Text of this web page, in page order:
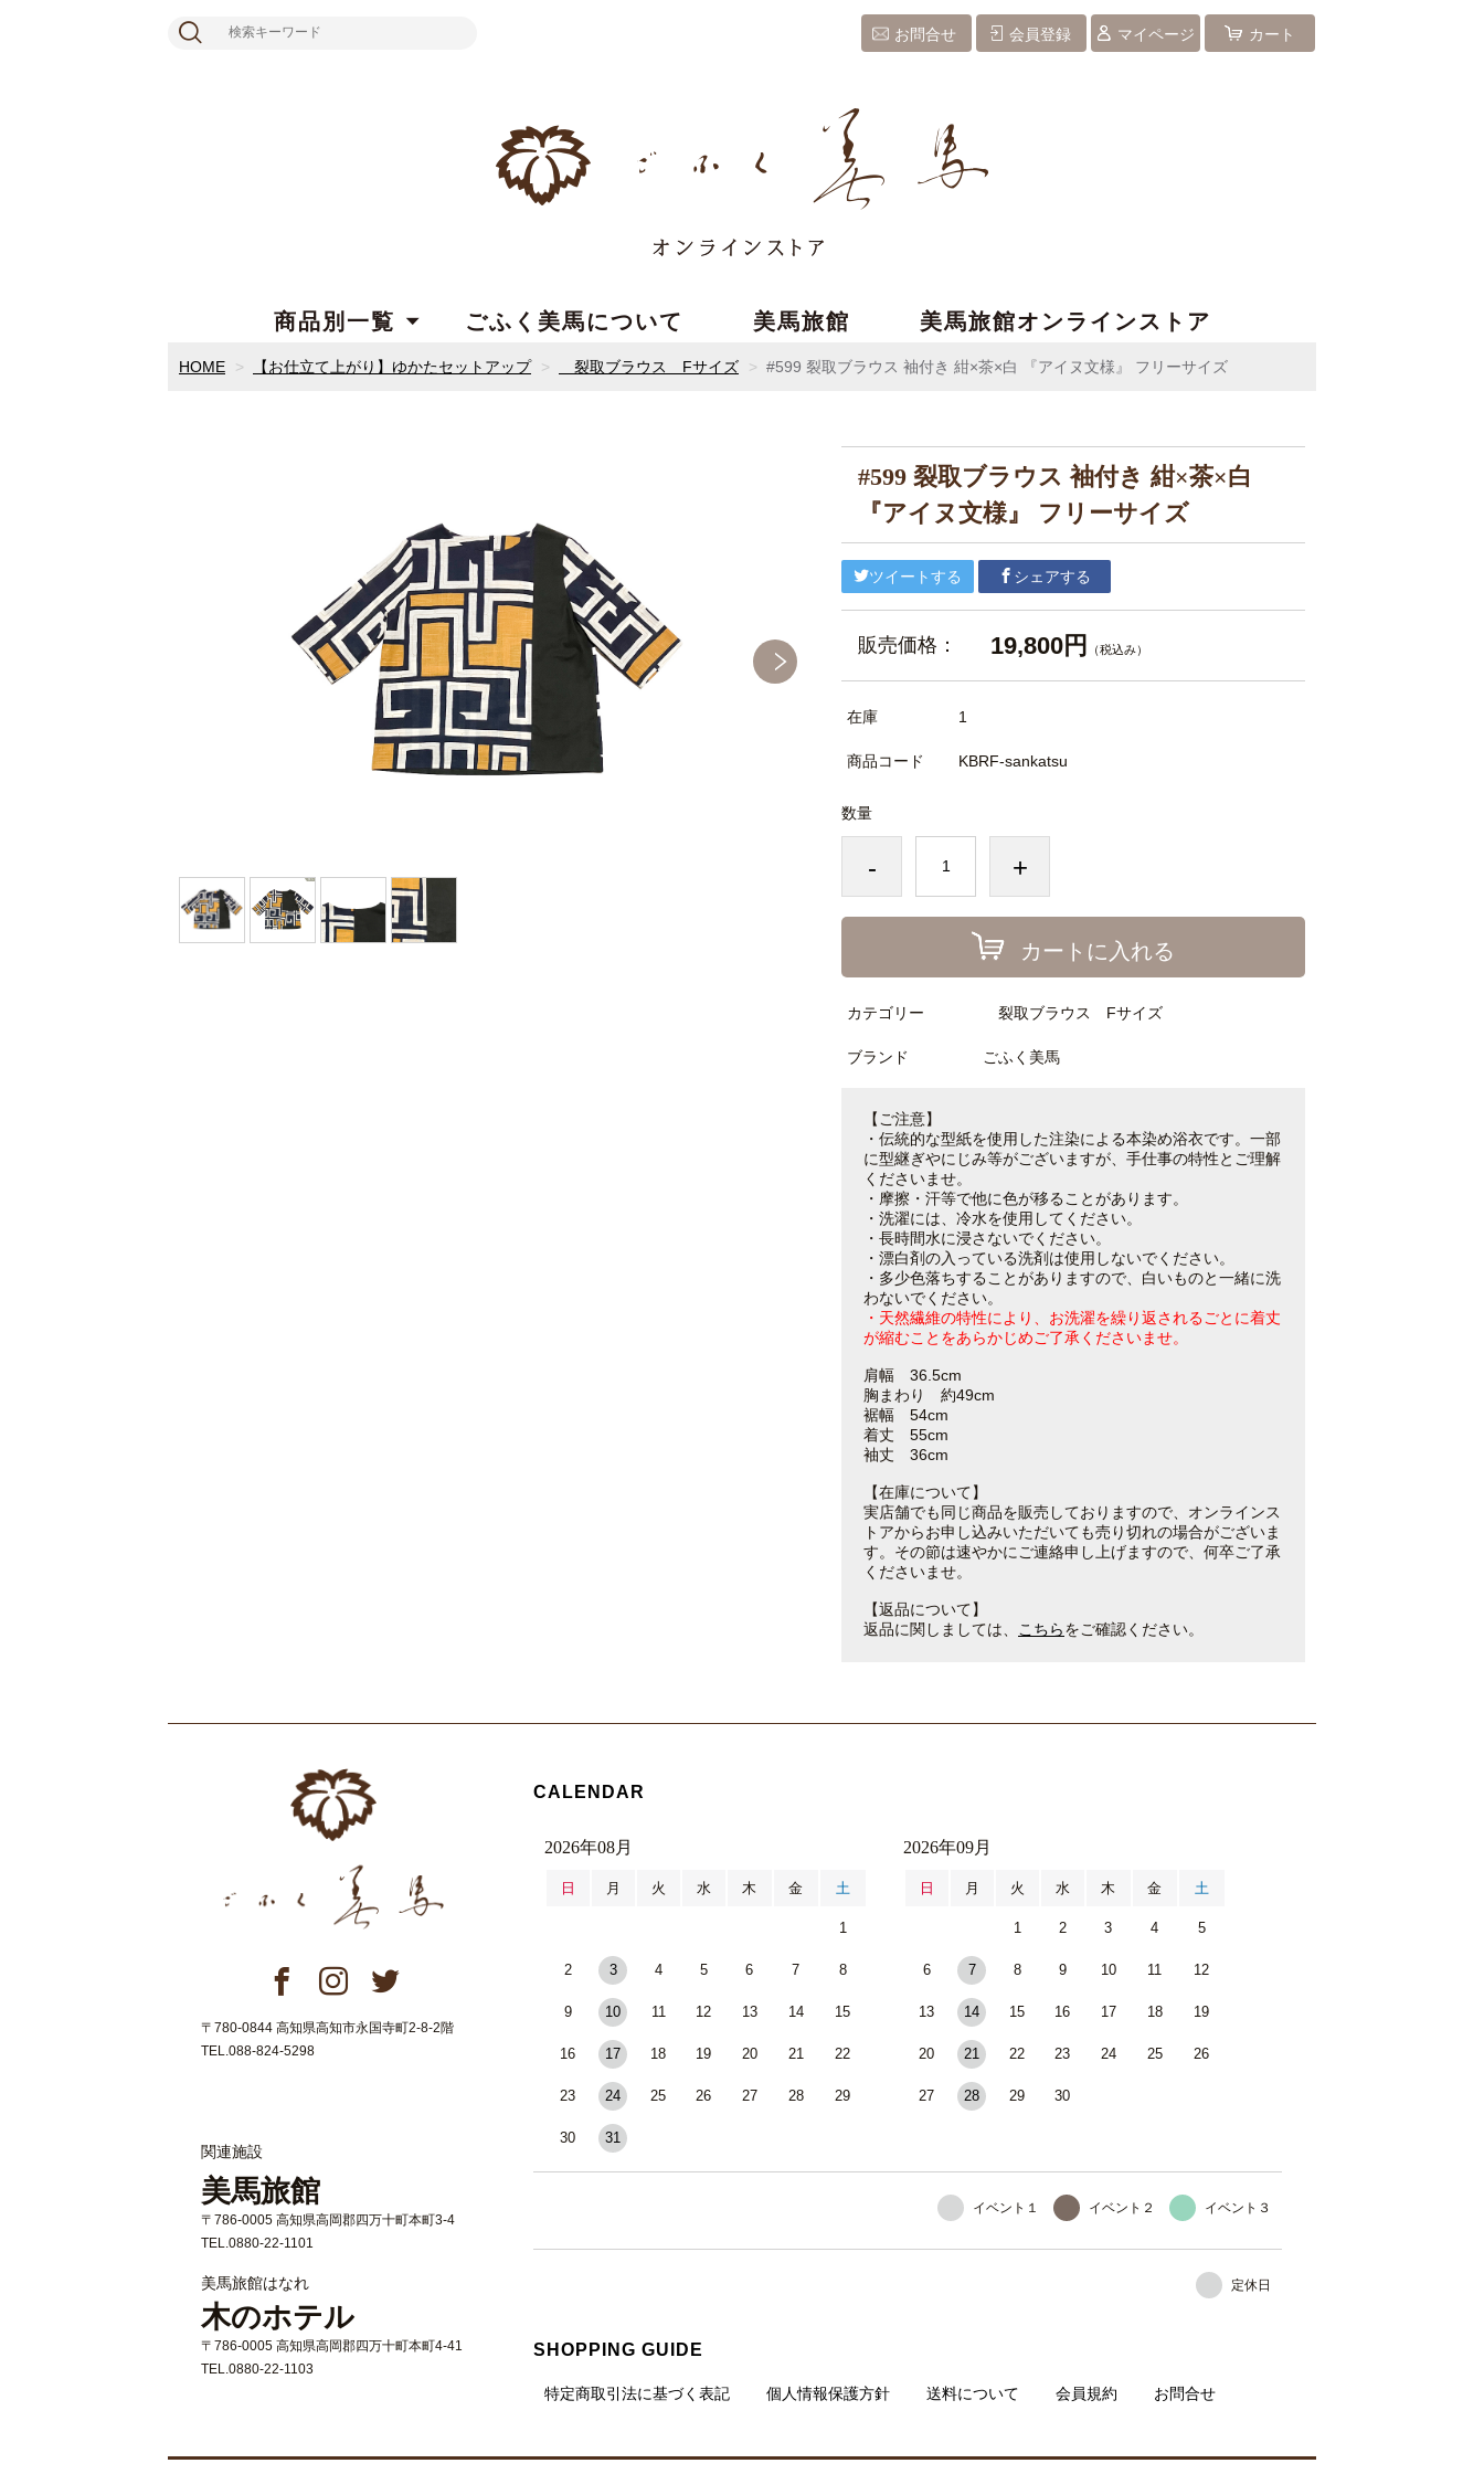
お問合せ 会員登録 マイページ カート
商品別一覧 ごふく美馬について 美馬旅館 美馬旅館オンラインストア
HOME 【お仕立て上がり】ゆかたセットアップ 裂取ブラウス Fサイズ #599 裂取ブラウス 袖付き 紺×茶×白 『アイヌ文様』 フリーサイズ
#599 裂取ブラウス 袖付き 紺×茶×白
『アイヌ文様』 フリーサイズ
ツイートする シェアする
販売価格： 19,800円 （税込み）
在庫 1
商品コード KBRF-sankatsu
数量
- +
カートに入れる
カテゴリー 裂取ブラウス Fサイズ
ブランド ごふく美馬
【ご注意】
・伝統的な型紙を使用した注染による本染め浴衣です。一部
に型継ぎやにじみ等がございますが、手仕事の特性とご理解
くださいませ。
・摩擦・汗等で他に色が移ることがあります。
・洗濯には、冷水を使用してください。
・長時間水に浸さないでください。
・漂白剤の入っている洗剤は使用しないでください。
・多少色落ちすることがありますので、白いものと一緒に洗
わないでください。
・天然繊維の特性により、お洗濯を繰り返されるごとに着丈
が縮むことをあらかじめご了承くださいませ。
肩幅 36.5cm
胸まわり 約49cm
裾幅 54cm
着丈 55cm
袖丈 36cm
【在庫について】
実店舗でも同じ商品を販売しておりますので、オンラインス
トアからお申し込みいただいても売り切れの場合がございま
す。その節は速やかにご連絡申し上げますので、何卒ご了承
くださいませ。
【返品について】
返品に関しましては、
こちらをご確認ください。
〒780-0844 高知県高知市永国寺町2-8-2階
TEL.088-824-5298
関連施設
美馬旅館
〒786-0005 高知県高岡郡四万十町本町3-4
TEL.0880-22-1101
美馬旅館はなれ
木のホテル
〒786-0005 高知県高岡郡四万十町本町4-41
TEL.0880-22-1103
CALENDAR
2026年08月
日 月 火 水 木 金 土
1
2 3 4 5 6 7 8
9 10 11 12 13 14 15
16 17 18 19 20 21 22
23 24 25 26 27 28 29
30 31
2026年09月
日 月 火 水 木 金 土
1 2 3 4 5
6 7 8 9 10 11 12
13 14 15 16 17 18 19
20 21 22 23 24 25 26
27 28 29 30
イベント１ イベント２ イベント３
定休日
SHOPPING GUIDE
特定商取引法に基づく表記 個人情報保護方針 送料について 会員規約 お問合せ